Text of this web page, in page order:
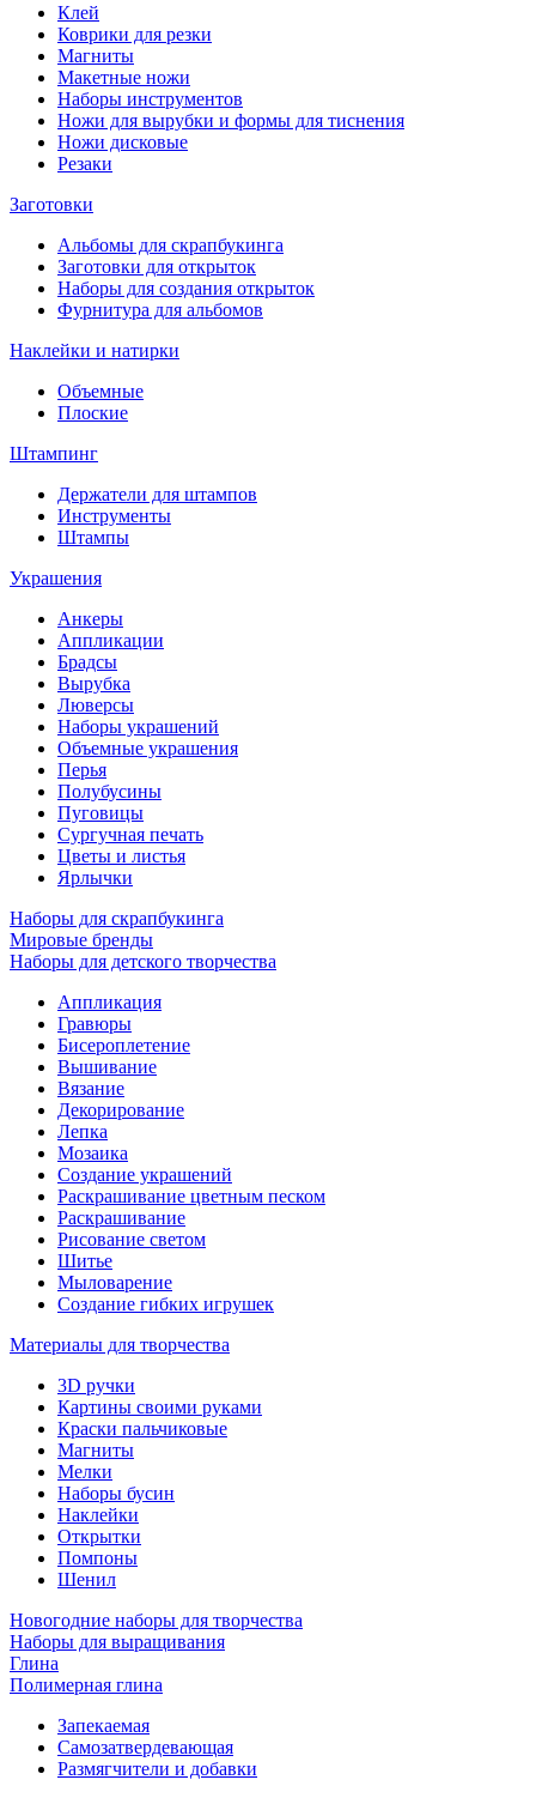
Клей
Коврики для резки
Магниты
Макетные ножи
Наборы инструментов
Ножи для вырубки и формы для тиснения
Ножи дисковые
Резаки
Заготовки
Альбомы для скрапбукинга
Заготовки для открыток
Наборы для создания открыток
Фурнитура для альбомов
Наклейки и натирки
Объемные
Плоские
Штампинг
Держатели для штампов
Инструменты
Штампы
Украшения
Анкеры
Аппликации
Брадсы
Вырубка
Люверсы
Наборы украшений
Объемные украшения
Перья
Полубусины
Пуговицы
Сургучная печать
Цветы и листья
Ярлычки
Наборы для скрапбукинга
Мировые бренды
Наборы для детского творчества
Аппликация
Гравюры
Бисероплетение
Вышивание
Вязание
Декорирование
Лепка
Мозаика
Создание украшений
Раскрашивание цветным песком
Раскрашивание
Рисование светом
Шитье
Мыловарение
Создание гибких игрушек
Материалы для творчества
3D ручки
Картины своими руками
Краски пальчиковые
Магниты
Мелки
Наборы бусин
Наклейки
Открытки
Помпоны
Шенил
Новогодние наборы для творчества
Наборы для выращивания
Глина
Полимерная глина
Запекаемая
Самозатвердевающая
Размягчители и добавки